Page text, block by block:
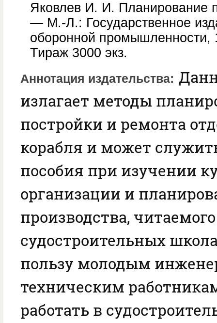
Яковлев И. И. Планирование
— М.-Л.: Государственное
оборонной
Тираж 3000 экз.
Аннотация издательства
излагает методы
постройки и ремонта
корабля и может
пособия при изучении
организации и
производства,
судостроительных
пользу молодым
техническим
работать в